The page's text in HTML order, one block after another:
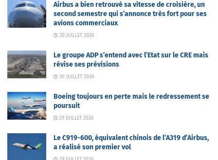
Airbus a bien retrouvé sa vitesse de croisière, un
second semestre qui s’annonce très fort pour ses
avions commerciaux
30 JUILLET 2026
Le groupe ADP s’entend avec l’Etat sur le CRE mais
révise ses prévisions
30 JUILLET 2026
Boeing toujours en perte mais le redressement se
poursuit
29 JUILLET 2026
Le C919-600, équivalent chinois de l’A319 d’Airbus,
a réalisé son premier vol